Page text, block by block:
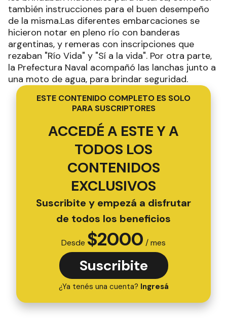
también instrucciones para el buen desempeño
de la misma.Las diferentes embarcaciones se
hicieron notar en pleno río con banderas
argentinas, y remeras con inscripciones que
rezaban "Río Vida" y "Sí a la vida". Por otra parte,
la Prefectura Naval acompañó las lanchas junto a
una moto de agua, para brindar seguridad.
ESTE CONTENIDO COMPLETO ES SOLO
PARA SUSCRIPTORES
ACCEDÉ A ESTE Y A
TODOS LOS
CONTENIDOS
EXCLUSIVOS
Suscribite y empezá a disfrutar
de todos los beneficios
Desde $2000 / mes
Suscribite
¿Ya tenés una cuenta? Ingresá